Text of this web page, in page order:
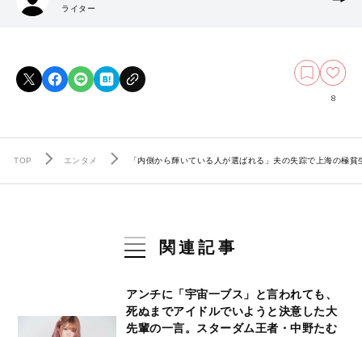
ライター
8
TOP エンタメ 「内側から輝いている人が選ばれる」夫の失踪で上海の極
関連記事
アンチに「宇宙一ブス」と言われても、
死ぬまでアイドルでいようと決意した大
先輩の一言。スターダム王者・中野たむ